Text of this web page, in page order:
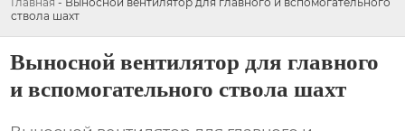
ствола шахт
Выносной вентилятор для главного
и вспомогательного ствола шахт